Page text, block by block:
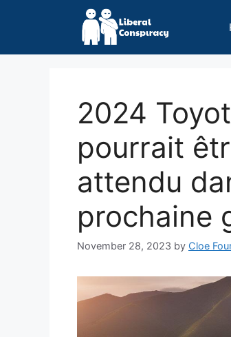
2024
pourrait
attendu
prochaine
November 28, 2023 by Cloe